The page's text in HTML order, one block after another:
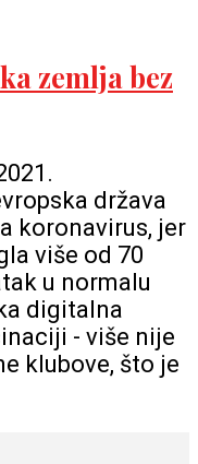
zemlja bez
država
koronavirus, jer
više od 70
u normalu
digitalna
- više nije
klubove, što je